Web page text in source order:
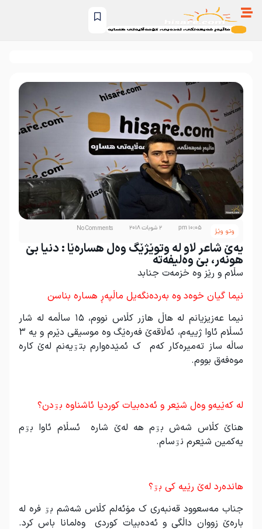
وتو وێژ 10:05 pm 2 شوبات 2018 No Comments
یەێ شاعر لاو لە وتوێژێگ وەل هسارەێا : دنیا بێ
هونەر، بێ وەلیفەتە
سڵام و رێز وە خزمەت جنابد
نیما گیان خوەد وە بەردەنگەیل ماڵپەڕ هسارە بناسن
نیما عەزیزیانم لە هاڵ هازر کڵاس نووم، ۱۵ ساڵمە لە شار
ئسڵام ئاوا ژییەم، ئەڵاقەێ فەرەێگ وە موسیقی دێرم و یە ۳
ساڵە ساز تەمیرەکار کەم ک ئمێدەوارم بتۊیەنم لەێ کارە
موەفەق بووم.
لە کەێیەو وەل شێعر و ئەدەبیات کوردیا ئاشناوە بۊدن؟
هناێ کڵاس شەش بۊم هە لەێ شارە ئسڵام ئاوا بۊم
یەکمین شێعرم نۊسام.
هاندەرد لەێ رێیە کی بۊ؟
جناب مەسعوود قەنبەری ک مۆئەلم کڵاس شەشم بۊ فرە لە
بارەێ زووان داڵگی و ئەدەبیات کوردی وەلمانا باس کرد.